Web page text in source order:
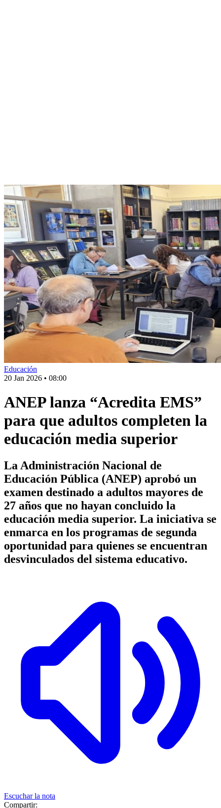
Educación
20 Jan 2026 • 08:00
ANEP lanza “Acredita EMS”
para que adultos completen la
educación media superior
La Administración Nacional de
Educación Pública (ANEP) aprobó un
examen destinado a adultos mayores de
27 años que no hayan concluido la
educación media superior. La iniciativa se
enmarca en los programas de segunda
oportunidad para quienes se encuentran
desvinculados del sistema educativo.
Escuchar la nota
Compartir: